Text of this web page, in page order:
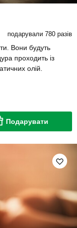
подарували 780 разів
Вони будуть
проходить із
олій.
Подарувати